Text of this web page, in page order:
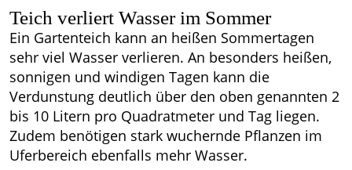
Teich verliert Wasser im Sommer
Ein Gartenteich kann an heißen Sommertagen
sehr viel Wasser verlieren. An besonders heißen,
sonnigen und windigen Tagen kann die
Verdunstung deutlich über den oben genannten 2
bis 10 Litern pro Quadratmeter und Tag liegen.
Zudem benötigen stark wuchernde Pflanzen im
Uferbereich ebenfalls mehr Wasser.